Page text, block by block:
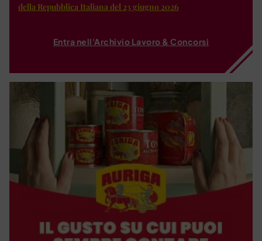
della Repubblica Italiana del 23 giugno 2026
Entra nell'Archivio Lavoro & Concorsi